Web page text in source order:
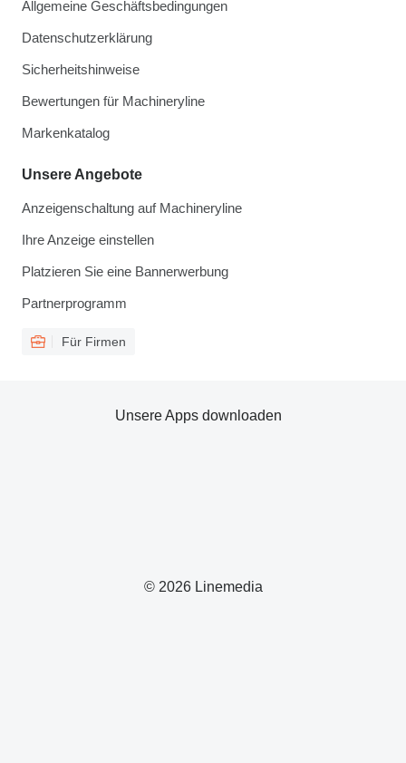
Allgemeine Geschäftsbedingungen
Datenschutzerklärung
Sicherheitshinweise
Bewertungen für Machineryline
Markenkatalog
Unsere Angebote
Anzeigenschaltung auf Machineryline
Ihre Anzeige einstellen
Platzieren Sie eine Bannerwerbung
Partnerprogramm
Für Firmen
© 2026 Linemedia
Unsere Apps downloaden